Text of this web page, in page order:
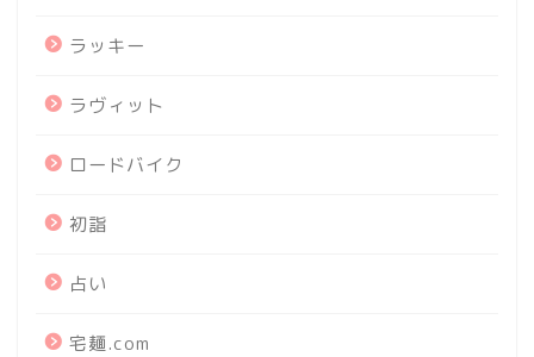
ラッキー
ラヴィット
ロードバイク
初詣
占い
宅麺.com